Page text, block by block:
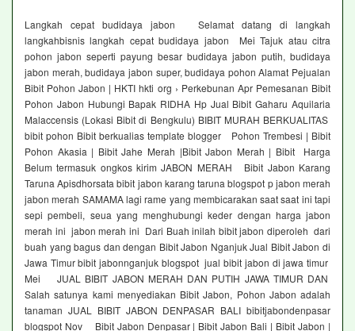
Langkah cepat budidaya jabon Selamat datang di langkah
langkahbisnis langkah cepat budidaya jabon Mei Tajuk atau citra
pohon jabon seperti payung besar budidaya jabon putih, budidaya
jabon merah, budidaya jabon super, budidaya pohon Alamat Pejualan
Bibit Pohon Jabon | HKTI hkti org › Perkebunan Apr Pemesanan Bibit
Pohon Jabon Hubungi Bapak RIDHA Hp Jual Bibit Gaharu Aquilaria
Malaccensis (Lokasi Bibit di Bengkulu) BIBIT MURAH BERKUALITAS
bibit pohon Bibit berkualias template blogger Pohon Trembesi | Bibit
Pohon Akasia | Bibit Jahe Merah |Bibit Jabon Merah | Bibit Harga
Belum termasuk ongkos kirim JABON MERAH Bibit Jabon Karang
Taruna Apisdhorsata bibit jabon karang taruna blogspot p jabon merah
jabon merah SAMAMA lagi rame yang membicarakan saat saat ini tapi
sepi pembeli, seua yang menghubungi keder dengan harga jabon
merah ini jabon merah ini Dari Buah inilah bibit jabon diperoleh dari
buah yang bagus dan dengan Bibit Jabon Nganjuk Jual Bibit Jabon di
Jawa Timur bibit jabonnganjuk blogspot jual bibit jabon di jawa timur
Mei JUAL BIBIT JABON MERAH DAN PUTIH JAWA TIMUR DAN
Salah satunya kami menyediakan Bibit Jabon, Pohon Jabon adalah
tanaman JUAL BIBIT JABON DENPASAR BALI bibitjabondenpasar
blogspot Nov Bibit Jabon Denpasar | Bibit Jabon Bali | Bibit Jabon |